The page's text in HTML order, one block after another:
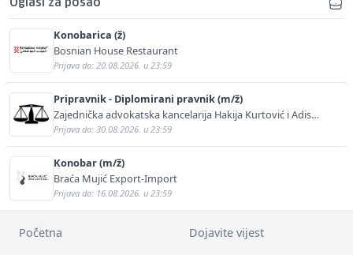
Oglasi za posao
Konobarica (ž)
Bosnian House Restaurant
Prijava do: 20.08.2026. u 23:59
Pripravnik - Diplomirani pravnik (m/ž)
Zajednička advokatska kancelarija Hakija Kurtović i Adis
Kurtović
Prijava do: 30.08.2026. u 23:59
Konobar (m/ž)
Braća Mujić Export-Import
Prijava do: 16.08.2026. u 23:59
Početna Dojavite vijest